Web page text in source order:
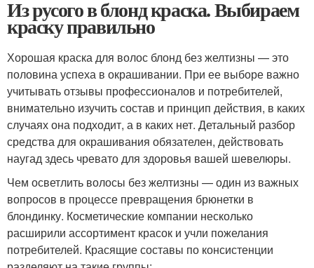
Из русого в блонд краска. Выбираем
краску правильно
Хорошая краска для волос блонд без желтизны — это
половина успеха в окрашивании. При ее выборе важно
учитывать отзывы профессионалов и потребителей,
внимательно изучить состав и принцип действия, в каких
случаях она подходит, а в каких нет. Детальный разбор
средства для окрашивания обязателен, действовать
наугад здесь чревато для здоровья вашей шевелюры.
Чем осветлить волосы без желтизны — один из важных
вопросов в процессе превращения брюнетки в
блондинку. Косметические компании несколько
расширили ассортимент красок и учли пожелания
потребителей. Красящие составы по консистенции